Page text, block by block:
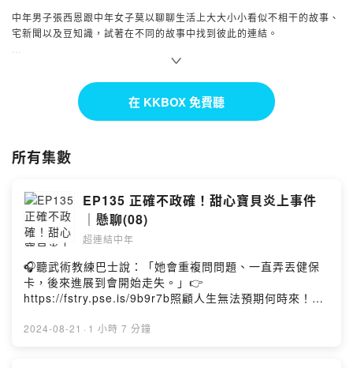
中年男子張西恩跟中年女子莫以聊聊生活上大大小小看似不相干的故事、
宅新聞以及豆知識，試著在不同的故事中找到彼此的連結。
歡迎加入這個有時瞎聊正經事，有時卻嚴肅討論歪理的對話。
FB：超連結中年
https://www.facebook.com/hyperlinkmillennials
https://forms.gle/LJHFtdDNNFGEB4Nw5
Powered by Firstory Hosting
在 KKBOX 免費聽
所有集數
EP135 正確不政確！甜心寶貝炎上事件
｜懸聊(08)
超連結中年
🎧聽武術教練巴士說：「她會重複問問題、一直弄丟健保
卡，後來進展到會開始走失。」👉
https://fstry.pse.is/9b9r7b照顧人生無法預期何時來！
點擊連結，讓我們有機會不在照顧困境掙扎。—— 以上為
2024-08-21 · 1 小時 7 分鐘